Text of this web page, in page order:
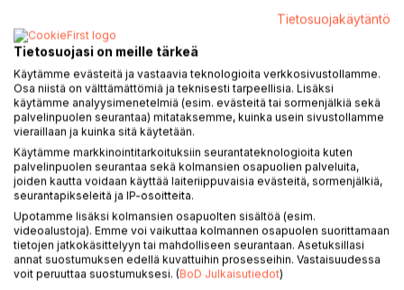
In the spring of 2018, one man began by walking.
He did not know he would win. He only knew that standing
still had become impossible.
Twenty-six days later, the oligarchy fell without a single
death.
Ilkka Ronkainen was there. He lived next door to the
Armenian parliament, walked the streets of Yerevan day
after day, and wrote every evening. He watched a
revolution take shape from twenty meters away and
watched what was left unbuilt in its aftermath.
This book is his account of both.
The first part is a day-by-day diary of Armenia's Velvet
Revolution of 2018, one of the most remarkable political
events of the twenty-first century. The second part asks
Tietosuojakäytäntö
Tietosuojasi on meille tärkeä
Käytämme evästeitä ja vastaavia teknologioita verkkosivustollamme.
Osa niistä on välttämättömiä ja teknisesti tarpeellisia. Lisäksi
käytämme analyysimenetelmiä (esim. evästeitä tai sormenjälkiä sekä
palvelinpuolen seurantaa) mitataksemme, kuinka usein sivustollamme
vieraillaan ja kuinka sitä käytetään.
Käytämme markkinointitarkoituksiin seurantateknologioita kuten
palvelinpuolen seurantaa sekä kolmansien osapuolien palveluita,
joiden kautta voidaan käyttää laiteriippuvaisia evästeitä, sormenjälkiä,
seurantapikseleitä ja IP-osoitteita.
Upotamme lisäksi kolmansien osapuolten sisältöä (esim.
videoalustoja). Emme voi vaikuttaa kolmannen osapuolen suorittamaan
tietojen jatkokäsittelyyn tai mahdolliseen seurantaan. Asetuksillasi
annat suostumuksen edellä kuvattuihin prosesseihin. Vastaisuudessa
voit peruuttaa suostumuksesi. (BoD Julkaisutiedot)